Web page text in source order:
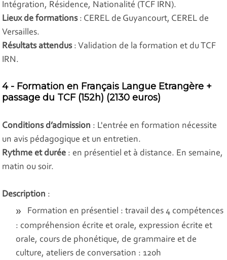
Intégration, Résidence, Nationalité (TCF IRN).
Lieux de formations : CEREL de Guyancourt, CEREL de
Versailles.
Résultats attendus : Validation de la formation et du TCF
IRN.
4 - Formation en Français Langue Etrangère +
passage du TCF (152h) (2130 euros)
Conditions d’admission : L'entrée en formation nécessite
un avis pédagogique et un entretien.
Rythme et durée : en présentiel et à distance. En semaine,
matin ou soir.
Description :
Formation en présentiel : travail des 4 compétences
: compréhension écrite et orale, expression écrite et
orale, cours de phonétique, de grammaire et de
culture, ateliers de conversation : 120h